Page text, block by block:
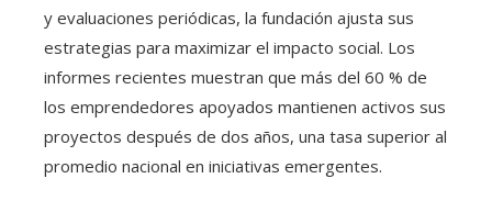
y evaluaciones periódicas, la fundación ajusta sus
estrategias para maximizar el impacto social. Los
informes recientes muestran que más del 60 % de
los emprendedores apoyados mantienen activos sus
proyectos después de dos años, una tasa superior al
promedio nacional en iniciativas emergentes.